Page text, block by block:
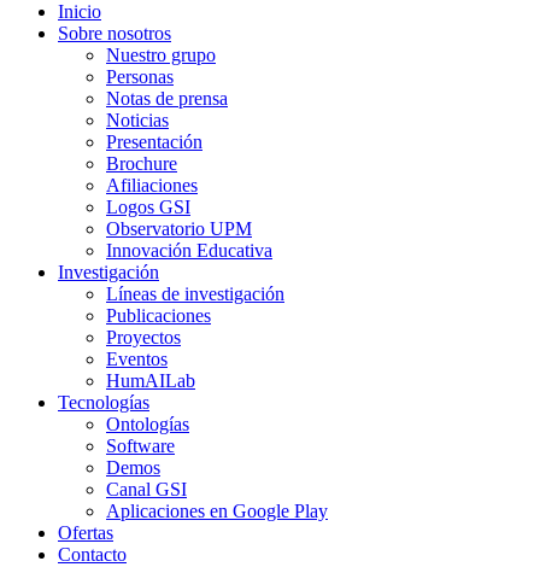
Inicio
Sobre nosotros
Nuestro grupo
Personas
Notas de prensa
Noticias
Presentación
Brochure
Afiliaciones
Logos GSI
Observatorio UPM
Innovación Educativa
Investigación
Líneas de investigación
Publicaciones
Proyectos
Eventos
HumAILab
Tecnologías
Ontologías
Software
Demos
Canal GSI
Aplicaciones en Google Play
Ofertas
Contacto